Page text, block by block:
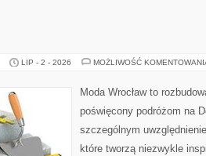
LIP - 2 - 2026 MOŻLIWOŚĆ
Moda Wrocław to
poświęcony podróżom na
szczególnym
które tworzą niezwykle